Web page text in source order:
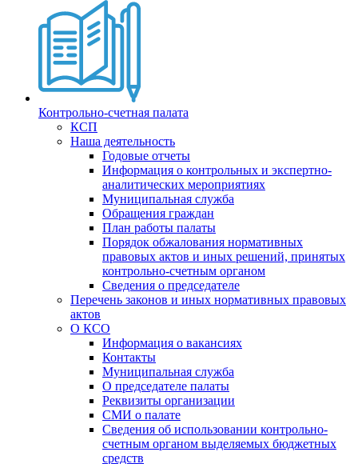
Контрольно-счетная палата
КСП
Наша деятельность
Годовые отчеты
Информация о контрольных и экспертно-
аналитических мероприятиях
Муниципальная служба
Обращения граждан
План работы палаты
Порядок обжалования нормативных
правовых актов и иных решений, принятых
контрольно-счетным органом
Сведения о председателе
Перечень законов и иных нормативных правовых
актов
О КСО
Информация о вакансиях
Контакты
Муниципальная служба
О председателе палаты
Реквизиты организации
СМИ о палате
Сведения об использовании контрольно-
счетным органом выделяемых бюджетных
средств